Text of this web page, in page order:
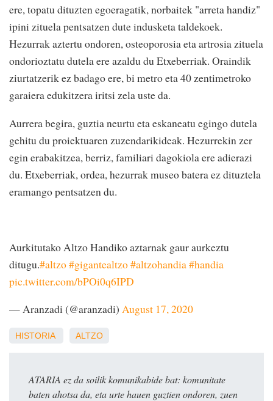
ere, topatu dituzten egoeragatik, norbaitek "arreta handiz"
ipini zituela pentsatzen dute indusketa taldekoek.
Hezurrak aztertu ondoren, osteoporosia eta artrosia zituela
ondorioztatu dutela ere azaldu du Etxeberriak. Oraindik
ziurtatzerik ez badago ere, bi metro eta 40 zentimetroko
garaiera edukitzera iritsi zela uste da.
Aurrera begira, guztia neurtu eta eskaneatu egingo dutela
gehitu du proiektuaren zuzendarikideak. Hezurrekin zer
egin erabakitzea, berriz, familiari dagokiola ere adierazi
du. Etxeberriak, ordea, hezurrak museo batera ez dituztela
eramango pentsatzen du.
Aurkitutako Altzo Handiko aztarnak gaur aurkeztu
ditugu.#altzo#gigantealtzo#altzohandia#handia
pic.twitter.com/bPOi0q6IPD
— Aranzadi (@aranzadi) August 17, 2020
HISTORIA ALTZO
ATARIA ez da soilik komunikabide bat: komunitate
baten ahotsa da, eta urte hauen guztien ondoren, zuen